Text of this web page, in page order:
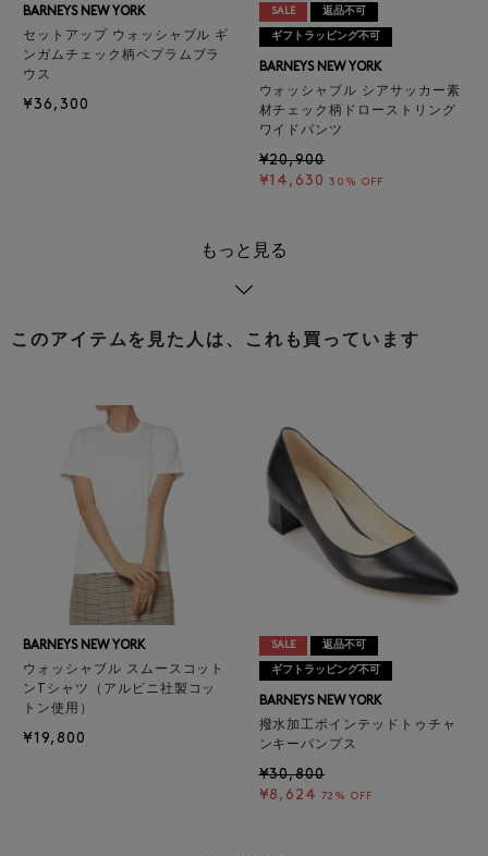
BARNEYS NEW YORK
セットアップ ウォッシャブル ギ
ンガムチェック柄ペプラムブラ
ウス
¥36,300
SALE 返品不可
ギフトラッピング不可
BARNEYS NEW YORK
ウォッシャブル シアサッカー素
材チェック柄ドローストリング
ワイドパンツ
¥20,900
¥14,630 30% OFF
もっと見る
このアイテムを見た人は、これも買っています
BARNEYS NEW YORK
ウォッシャブル スムースコット
ンTシャツ（アルビニ社製コッ
トン使用）
¥19,800
SALE 返品不可
ギフトラッピング不可
BARNEYS NEW YORK
撥水加工ポインテッドトゥチャ
ンキーパンプス
¥30,800
¥8,624 72% OFF